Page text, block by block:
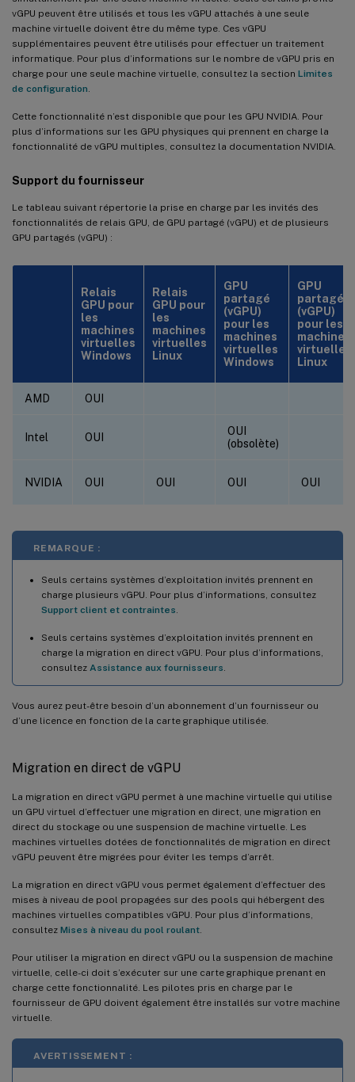
vGPU peuvent être utilisés et tous les vGPU attachés à une seule
machine virtuelle doivent être du même type. Ces vGPU
supplémentaires peuvent être utilisés pour effectuer un traitement
informatique. Pour plus d’informations sur le nombre de vGPU pris en
charge pour une seule machine virtuelle, consultez la section Limites
de configuration
Cette fonctionnalité n’est disponible que pour les GPU NVIDIA. Pour
plus d’informations sur les GPU physiques qui prennent en charge la
fonctionnalité de vGPU multiples, consultez la documentation NVIDIA.
Support du fournisseur
Le tableau suivant répertorie la prise en charge par les invités des
fonctionnalités de relais GPU, de GPU partagé (vGPU) et de plusieurs
GPU partagés (vGPU) :
Relais
GPU pour
les
machines
virtuelles
Windows
Relais
GPU pour
les
machines
virtuelles
Linux
GPU
partagé
(vGPU)
pour les
machines
virtuelles
Windows
GPU
partagé
(vGPU)
pour les
machines
virtuelles
Linux
AMD OUI
Intel OUI
OUI
(obsolète)
NVIDIA OUI OUI OUI OUI
REMARQUE :
Seuls certains systèmes d’exploitation invités prennent en
charge plusieurs vGPU. Pour plus d’informations, consultez
Support client et contraintes
Seuls certains systèmes d’exploitation invités prennent en
charge la migration en direct vGPU. Pour plus d’informations,
consultez Assistance aux fournisseurs
Vous aurez peut-être besoin d’un abonnement d’un fournisseur ou
d’une licence en fonction de la carte graphique utilisée.
Migration en direct de vGPU
La migration en direct vGPU permet à une machine virtuelle qui utilise
un GPU virtuel d’effectuer une migration en direct, une migration en
direct du stockage ou une suspension de machine virtuelle. Les
machines virtuelles dotées de fonctionnalités de migration en direct
vGPU peuvent être migrées pour éviter les temps d’arrêt.
La migration en direct vGPU vous permet également d’effectuer des
mises à niveau de pool propagées sur des pools qui hébergent des
machines virtuelles compatibles vGPU. Pour plus d’informations,
consultez Mises à niveau du pool roulant
Pour utiliser la migration en direct vGPU ou la suspension de machine
virtuelle, celle-ci doit s’exécuter sur une carte graphique prenant en
charge cette fonctionnalité. Les pilotes pris en charge par le
fournisseur de GPU doivent également être installés sur votre machine
virtuelle.
AVERTISSEMENT :